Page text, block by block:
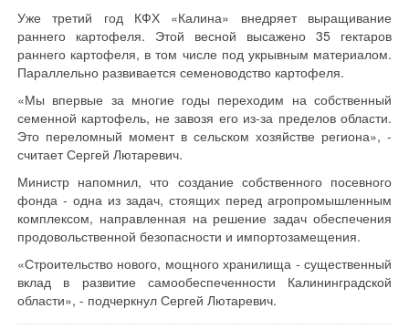
Уже третий год КФХ «Калина» внедряет выращивание
раннего картофеля. Этой весной высажено 35 гектаров
раннего картофеля, в том числе под укрывным материалом.
Параллельно развивается семеноводство картофеля.
«Мы впервые за многие годы переходим на собственный
семенной картофель, не завозя его из-за пределов области.
Это переломный момент в сельском хозяйстве региона», -
считает Сергей Лютаревич.
Министр напомнил, что создание собственного посевного
фонда - одна из задач, стоящих перед агропромышленным
комплексом, направленная на решение задач обеспечения
продовольственной безопасности и импортозамещения.
«Строительство нового, мощного хранилища - существенный
вклад в развитие самообеспеченности Калининградской
области», - подчеркнул Сергей Лютаревич.